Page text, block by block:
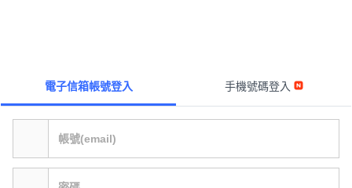
電子信箱帳號登入 手機號碼登入